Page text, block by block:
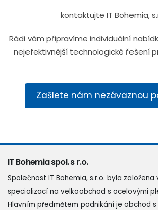
kontaktujte IT Bohemia,
Rádi vám připravíme individuální
nejefektivnější technologické řešení
Zašlete nám nezávaznou
IT Bohemia spol. s r.o.
Společnost IT Bohemia, s.r.o. byla založena
specializací na velkoobchod s ocelovými
Hlavním předmětem podnikání je obchod s